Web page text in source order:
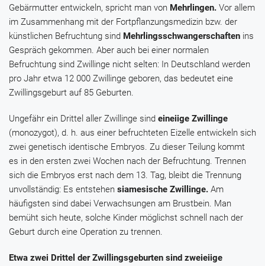
Gebärmutter entwickeln, spricht man von Mehrlingen. Vor allem
im Zusammenhang mit der Fortpflanzungsmedizin bzw. der
künstlichen Befruchtung sind Mehrlingsschwangerschaften ins
Gespräch gekommen. Aber auch bei einer normalen
Befruchtung sind Zwillinge nicht selten: In Deutschland werden
pro Jahr etwa 12 000 Zwillinge geboren, das bedeutet eine
Zwillingsgeburt auf 85 Geburten.
Ungefähr ein Drittel aller Zwillinge sind eineiige Zwillinge
(monozygot), d. h. aus einer befruchteten Eizelle entwickeln sich
zwei genetisch identische Embryos. Zu dieser Teilung kommt
es in den ersten zwei Wochen nach der Befruchtung. Trennen
sich die Embryos erst nach dem 13. Tag, bleibt die Trennung
unvollständig: Es entstehen siamesische Zwillinge. Am
häufigsten sind dabei Verwachsungen am Brustbein. Man
bemüht sich heute, solche Kinder möglichst schnell nach der
Geburt durch eine Operation zu trennen.
Etwa zwei Drittel der Zwillingsgeburten sind zweieiige